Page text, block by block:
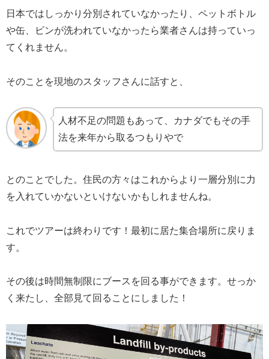
日本ではしっかり分別されていなかったり、ペットボトル
や缶、ビンが洗われていなかったら業者さんは持っていっ
てくれません。
そのことを現地のスタッフさんに話すと、
人材不足の問題もあって、カナダでもその手
法を来年から取るつもりやで
とのことでした。住民の方々はこれからより一層分別に力
を入れていかないといけないかもしれませんね。
これでツアーは終わりです！最初に居た集合場所に戻りま
す。
その後は時間無制限にブースを回る事ができます。せっか
く来たし、全部見て回ることにしました！